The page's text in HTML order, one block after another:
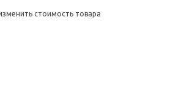
стоимость товара